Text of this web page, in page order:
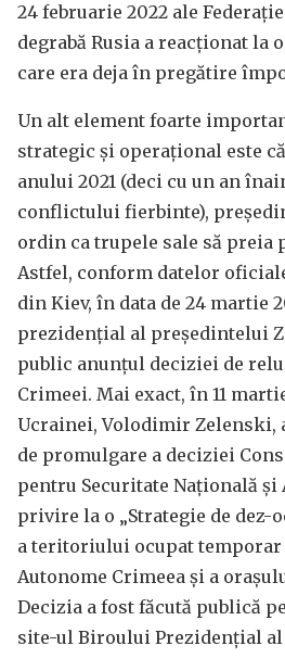
24 februarie 2022 ale
degrabă Rusia a reacționat la
care era deja în pregătire
Un alt element foarte
strategic și operațional este
anului 2021 (deci cu un an
conflictului fierbinte),
ordin ca trupele sale să preia
Astfel, conform datelor
din Kiev, în data de 24 martie
prezidențial al președintelui
public anunțul deciziei de
Crimeei. Mai exact, în 11
Ucrainei, Volodimir Zelenski,
de promulgare a deciziei
pentru Securitate Națională și
privire la o „Strategie de dez-
a teritoriului ocupat
Autonome Crimeea și a
Decizia a fost făcută publică
site-ul Biroului Prezidențial